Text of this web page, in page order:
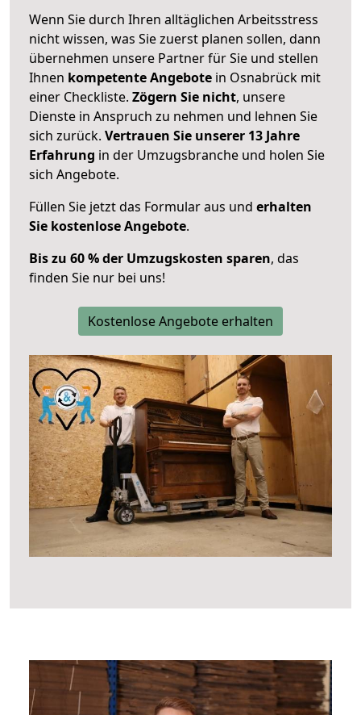
Wenn Sie durch Ihren alltäglichen Arbeitsstress
nicht wissen, was Sie zuerst planen sollen, dann
übernehmen unsere Partner für Sie und stellen
Ihnen kompetente Angebote in Osnabrück mit
einer Checkliste. Zögern Sie nicht, unsere
Dienste in Anspruch zu nehmen und lehnen Sie
sich zurück. Vertrauen Sie unserer 13 Jahre
Erfahrung in der Umzugsbranche und holen Sie
sich Angebote.
Füllen Sie jetzt das Formular aus und erhalten
Sie kostenlose Angebote.
Bis zu 60 % der Umzugskosten sparen, das
finden Sie nur bei uns!
Kostenlose Angebote erhalten